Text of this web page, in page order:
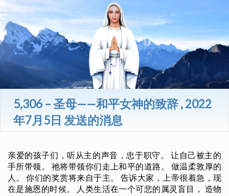
5,306 – 圣母——和平女神的致辞 , 2022
年7月5日 发送的消息
亲爱的孩子们，听从主的声音，忠于职守。 让自己被主的
手所带领。 祂将带领你们走上和平的道路。 做温柔敦厚的
人。 你们的奖赏将来自于主。 告诉大家，上帝很着急，现
在是施恩的时候。 人类生活在一个可悲的属灵盲目， 造物